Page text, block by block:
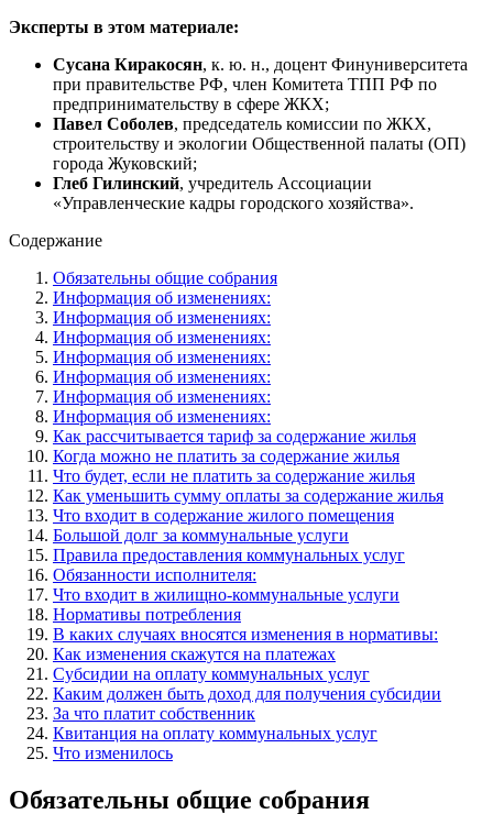
Эксперты в этом материале:
Сусана Киракосян, к. ю. н., доцент Финуниверситета
при правительстве РФ, член Комитета ТПП РФ по
предпринимательству в сфере ЖКХ;
Павел Соболев, председатель комиссии по ЖКХ,
строительству и экологии Общественной палаты (ОП)
города Жуковский;
Глеб Гилинский, учредитель Ассоциации
«Управленческие кадры городского хозяйства».
Содержание
Обязательны общие собрания
Информация об изменениях:
Информация об изменениях:
Информация об изменениях:
Информация об изменениях:
Информация об изменениях:
Информация об изменениях:
Информация об изменениях:
Как рассчитывается тариф за содержание жилья
Когда можно не платить за содержание жилья
Что будет, если не платить за содержание жилья
Как уменьшить сумму оплаты за содержание жилья
Что входит в содержание жилого помещения
Большой долг за коммунальные услуги
Правила предоставления коммунальных услуг
Обязанности исполнителя:
Что входит в жилищно-коммунальные услуги
Нормативы потребления
В каких случаях вносятся изменения в нормативы:
Как изменения скажутся на платежах
Субсидии на оплату коммунальных услуг
Каким должен быть доход для получения субсидии
За что платит собственник
Квитанция на оплату коммунальных услуг
Что изменилось
Обязательны общие собрания